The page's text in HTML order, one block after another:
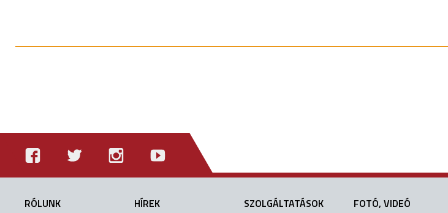
RÓLUNK
HÍREK
SZOLGÁLTATÁSOK
FOTÓ, VIDEÓ